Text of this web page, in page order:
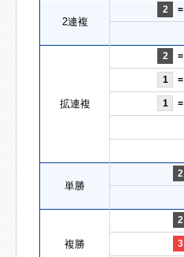
2連複
2 =
拡連複
2 =
1 =
1 =
単勝
2
複勝
2
3